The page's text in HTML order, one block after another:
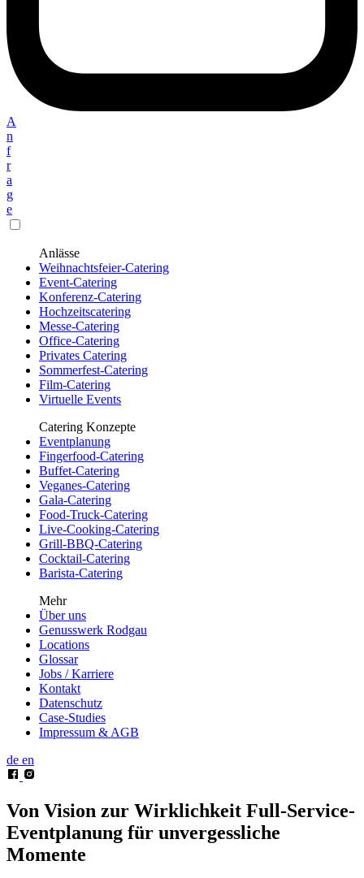
A
n
f
r
a
g
e
Anlässe
Weihnachtsfeier-Catering
Event-Catering
Konferenz-Catering
Hochzeitscatering
Messe-Catering
Office-Catering
Privates Catering
Sommerfest-Catering
Film-Catering
Virtuelle Events
Catering Konzepte
Eventplanung
Fingerfood-Catering
Buffet-Catering
Veganes-Catering
Gala-Catering
Food-Truck-Catering
Live-Cooking-Catering
Grill-BBQ-Catering
Cocktail-Catering
Barista-Catering
Mehr
Über uns
Genusswerk Rodgau
Locations
Glossar
Jobs / Karriere
Kontakt
Datenschutz
Case-Studies
Impressum & AGB
de en
Von Vision zur Wirklichkeit Full-Service-
Eventplanung für unvergessliche
Momente